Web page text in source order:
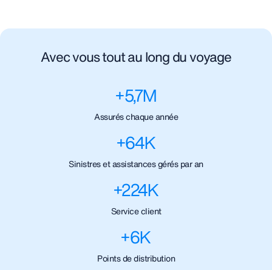
Avec vous tout au long du voyage
+5,7M
Assurés chaque année
+64K
Sinistres et assistances gérés par an
+224K
Service client
+6K
Points de distribution